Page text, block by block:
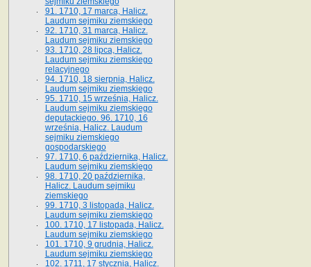
91. 1710, 17 marca, Halicz.
Laudum sejmiku ziemskiego
92. 1710, 31 marca, Halicz.
Laudum sejmiku ziemskiego
93. 1710, 28 lipca, Halicz.
Laudum sejmiku ziemskiego
relacyjnego
94. 1710, 18 sierpnia, Halicz.
Laudum sejmiku ziemskiego
95. 1710, 15 września, Halicz.
Laudum sejmiku ziemskiego
deputackiego. 96. 1710, 16
września, Halicz. Laudum
sejmiku ziemskiego
gospodarskiego
97. 1710, 6 października, Halicz.
Laudum sejmiku ziemskiego
98. 1710, 20 października,
Halicz. Laudum sejmiku
ziemskiego
99. 1710, 3 listopada, Halicz.
Laudum sejmiku ziemskiego
100. 1710, 17 listopada, Halicz.
Laudum sejmiku ziemskiego
101. 1710, 9 grudnia, Halicz.
Laudum sejmiku ziemskiego
102. 1711, 17 stycznia, Halicz.